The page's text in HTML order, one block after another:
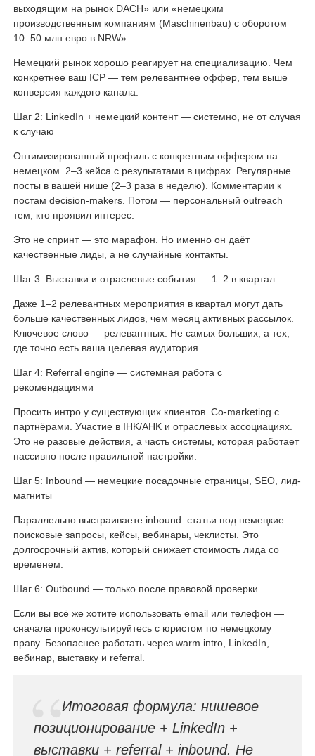
выходящим на рынок DACH» или «немецким
производственным компаниям (Maschinenbau) с оборотом
10–50 млн евро в NRW».
Немецкий рынок хорошо реагирует на специализацию. Чем
конкретнее ваш ICP — тем релевантнее оффер, тем выше
конверсия каждого канала.
Шаг 2: LinkedIn + немецкий контент — системно, не от случая
к случаю
Оптимизированный профиль с конкретным оффером на
немецком. 2–3 кейса с результатами в цифрах. Регулярные
посты в вашей нише (2–3 раза в неделю). Комментарии к
постам decision-makers. Потом — персональный outreach
тем, кто проявил интерес.
Это не спринт — это марафон. Но именно он даёт
качественные лиды, а не случайные контакты.
Шаг 3: Выставки и отраслевые события — 1–2 в квартал
Даже 1–2 релевантных мероприятия в квартал могут дать
больше качественных лидов, чем месяц активных рассылок.
Ключевое слово — релевантных. Не самых больших, а тех,
где точно есть ваша целевая аудитория.
Шаг 4: Referral engine — системная работа с
рекомендациями
Просить интро у существующих клиентов. Co-marketing с
партнёрами. Участие в IHK/AHK и отраслевых ассоциациях.
Это не разовые действия, а часть системы, которая работает
пассивно после правильной настройки.
Шаг 5: Inbound — немецкие посадочные страницы, SEO, лид-
магниты
Параллельно выстраиваете inbound: статьи под немецкие
поисковые запросы, кейсы, вебинары, чеклисты. Это
долгосрочный актив, который снижает стоимость лида со
временем.
Шаг 6: Outbound — только после правовой проверки
Если вы всё же хотите использовать email или телефон —
сначала проконсультируйтесь с юристом по немецкому
праву. Безопаснее работать через warm intro, LinkedIn,
вебинар, выставку и referral.
Итоговая формула: нишевое
позиционирование + LinkedIn +
выставки + referral + inbound. Не